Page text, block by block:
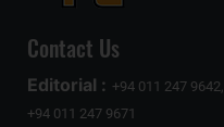
Contact Us
Editorial : +94 011 247 9642,
+94 011 247 9671